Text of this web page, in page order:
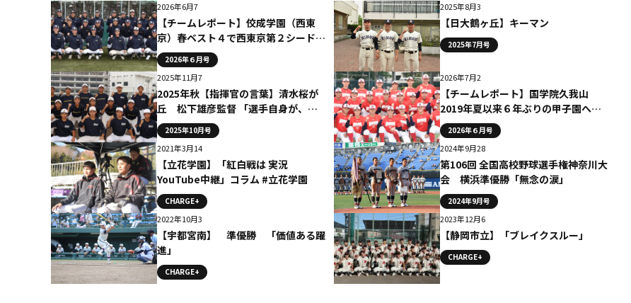
2026年6月7
【チームレポート】佼成学園（西東
京）春ベスト４で西東京第２シード。
優勝候補の一角として夏へ挑む
2026年６月号
2025年8月3
【日大鶴ヶ丘】キーマン
2025年7月号
2025年11月7
2025年秋【指揮官の言葉】清水桜が
丘 松下雄彦監督 「選手自身が、考
えて行動することを重視したい」
2025年10月号
2026年7月2
【チームレポート】国学院久我山
2019年夏以来６年ぶりの甲子園へ投
打充実。いざ開幕へ
2026年６月号
2021年3月14
【立花学園】「紅白戦は 実況
YouTube中継」コラム #立花学園
CHARGE+
2024年9月28
第106回 全国高校野球選手権神奈川大
会 横浜準優勝「無念の涙」
2024年9月号
2022年10月3
【宇都宮南】 準優勝 「価値ある躍
進」
CHARGE+
2023年12月6
【静岡市立】「ブレイクスルー」
CHARGE+